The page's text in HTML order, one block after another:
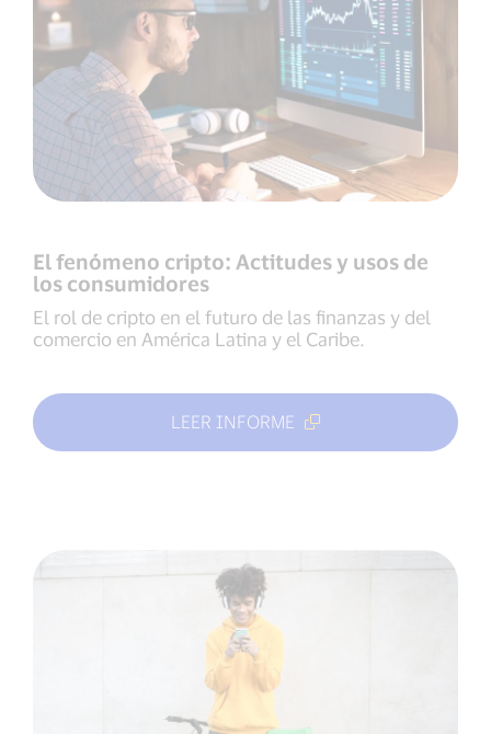
El fenómeno cripto: Actitudes y usos de
los consumidores
El rol de cripto en el futuro de las finanzas y del
comercio en América Latina y el Caribe.
LEER INFORME